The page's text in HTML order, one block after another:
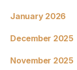
January 2026
December 2025
November 2025